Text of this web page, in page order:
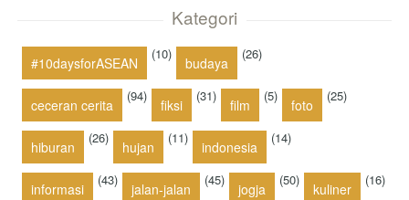
Kategori
#10daysforASEAN
(10)
budaya
(26)
ceceran cerita
(94)
fiksi
(31)
film
(5)
foto
(25)
hiburan
(26)
hujan
(11)
indonesia
(14)
informasi
(43)
jalan-jalan
(45)
jogja
(50)
kuliner
(16)